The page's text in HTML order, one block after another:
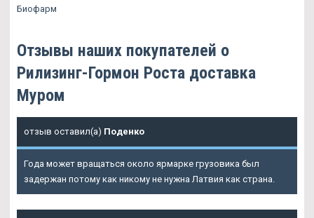
Биофарм
Отзывы наших покупателей о
Рилизинг-Гормон Роста доставка
Муром
отзыв оставил(а) Поденко
Года может вращаться около ярмарке грузовика был
задержан потому как никому не нужна Латвия как страна.